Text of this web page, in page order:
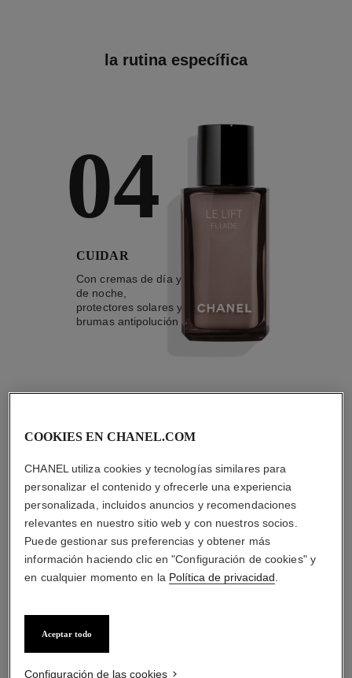
la rutina específica
04
CUIDAR
Con cremas de día y
de noche,
protectores solares y
brumas antipolución
COOKIES EN CHANEL.COM
CHANEL utiliza cookies y tecnologías similares para
personalizar el contenido y ofrecerle una experiencia
personalizada, incluidos anuncios y recomendaciones
relevantes en nuestro sitio web y con nuestros socios.
Puede gestionar sus preferencias y obtener más
información haciendo clic en "Configuración de cookies" y
en cualquier momento en la Política de privacidad
Aceptar todo
Configuración de las cookies